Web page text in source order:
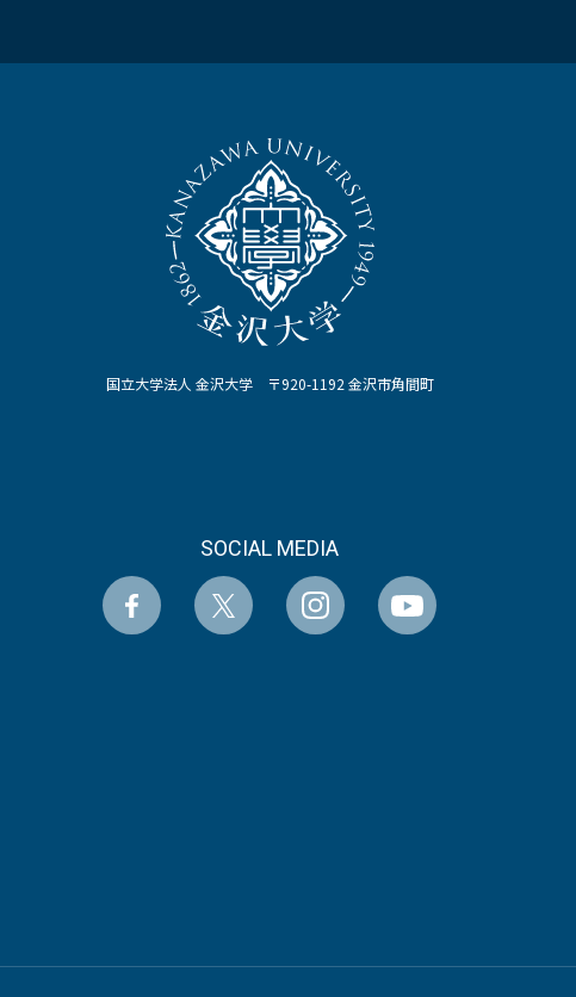
国立大学法人 金沢大学 〒920-1192 金沢市角間町
SOCIAL MEDIA